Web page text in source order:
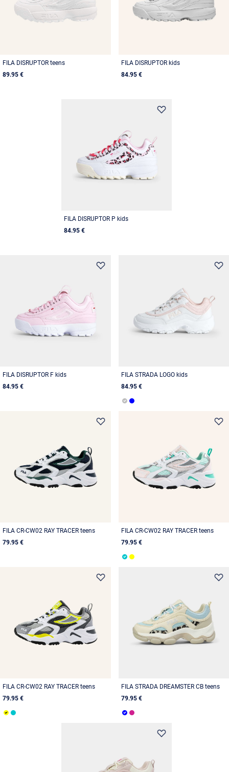
FILA DISRUPTOR teens
89.95 €
FILA DISRUPTOR kids
84.95 €
FILA DISRUPTOR P kids
84.95 €
FILA DISRUPTOR F kids
84.95 €
FILA STRADA LOGO kids
84.95 €
FILA CR-CW02 RAY TRACER teens
79.95 €
FILA CR-CW02 RAY TRACER teens
79.95 €
FILA CR-CW02 RAY TRACER teens
79.95 €
FILA STRADA DREAMSTER CB teens
79.95 €